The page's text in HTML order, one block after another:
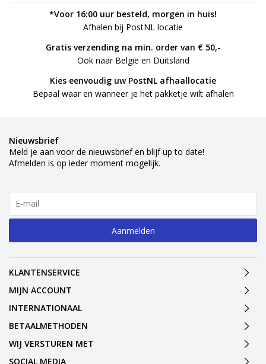
*Voor 16:00 uur besteld, morgen in huis!
Afhalen bij PostNL locatie
Gratis verzending na min. order van € 50,-
Ook naar Belgie en Duitsland
Kies eenvoudig uw PostNL afhaallocatie
Bepaal waar en wanneer je het pakketje wilt afhalen
Nieuwsbrief
Meld je aan voor de nieuwsbrief en blijf up to date!
Afmelden is op ieder moment mogelijk.
Aanmelden
KLANTENSERVICE
MIJN ACCOUNT
INTERNATIONAAL
BETAALMETHODEN
WIJ VERSTUREN MET
SOCIAL MEDIA